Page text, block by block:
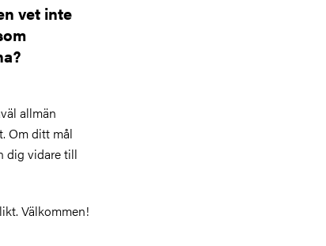
vet inte
allmän
Om ditt mål
dig vidare till
Välkommen!